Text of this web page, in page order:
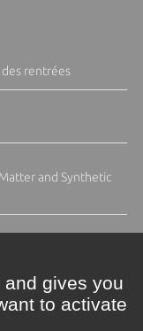
rentrées
and Synthetic
gives you
to activate